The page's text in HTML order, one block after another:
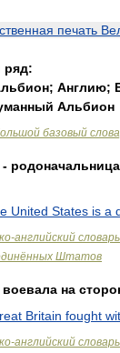
печать
ряд:
Англию;
Альбион
базовый
-
United States is a
английский словарь
Штатов
на
Britain fought
английский словарь